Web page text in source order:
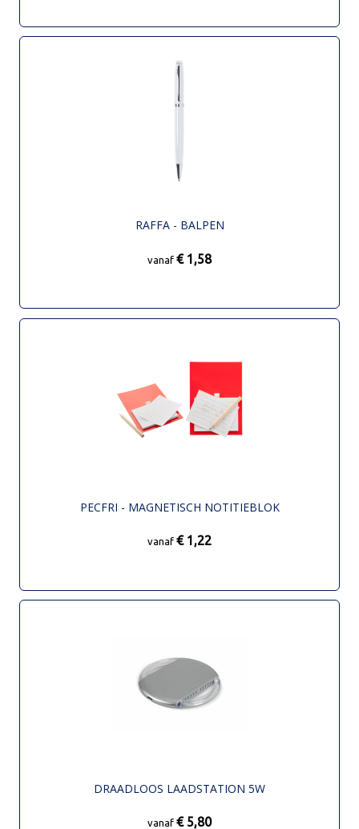
RAFFA - BALPEN
vanaf € 1,58
PECFRI - MAGNETISCH NOTITIEBLOK
vanaf € 1,22
DRAADLOOS LAADSTATION 5W
vanaf € 5,80